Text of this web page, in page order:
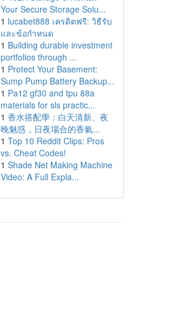
Your Secure Storage Solu...
1 lucabet888 เครดิตฟรี: วิธีรับ
และข้อกำหนด
1 Building durable investment
portfolios through ...
1 Protect Your Basement:
Sump Pump Battery Backup...
1 Pa12 gf30 and tpu 88a
materials for sls practic...
1 香水搭配學：白天清新、夜
晚魅惑，日夜場合的香氣...
1 Top 10 Reddit Clips: Pros
vs. Cheat Codes!
1 Shade Net Making Machine
Video: A Full Expla...